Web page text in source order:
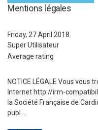
Mentions légales
Friday, 27 April 2018
Super Utilisateur
Average rating
NOTICE LÉGALE Vous
Internet http://irm-
la Société Française de
publ ...